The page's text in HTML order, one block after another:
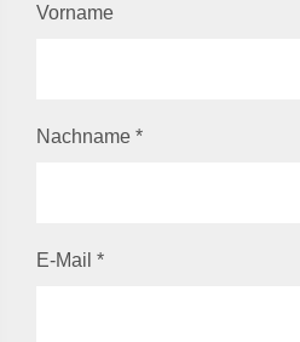
Vorname
Nachname *
E-Mail *